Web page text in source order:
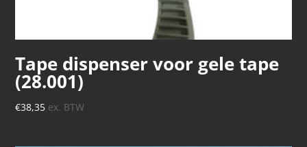
Tape dispenser voor gele tape
(28.001)
€38,35 ex. BTW